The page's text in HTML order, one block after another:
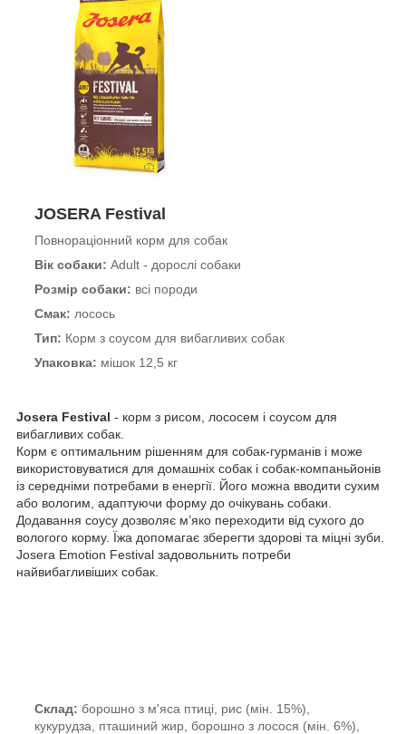
JOSERA Festival
Повнораціонний корм для собак
Вік собаки: Adult - дорослі собаки
Розмір собаки: всі породи
Смак: лосось
Тип: Корм ​​з соусом для вибагливих собак
Упаковка: мішок 12,5 кг
Josera Festival - корм з рисом, лососем і соусом для
вибагливих собак.
Корм є оптимальним рішенням для собак-гурманів і може
використовуватися для домашніх собак і собак-компаньйонів
із середніми потребами в енергії. Його можна вводити сухим
або вологим, адаптуючи форму до очікувань собаки.
Додавання соусу дозволяє м’яко переходити від сухого до
вологого корму. Їжа допомагає зберегти здорові та міцні зуби.
Josera Emotion Festival задовольнить потреби
найвибагливіших собак.
Склад: борошно з м'яса птиці, рис (мін. 15%),
кукурудза, пташиний жир, борошно з лосося (мін. 6%),